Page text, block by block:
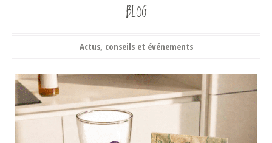
BLOG
Actus, conseils et événements